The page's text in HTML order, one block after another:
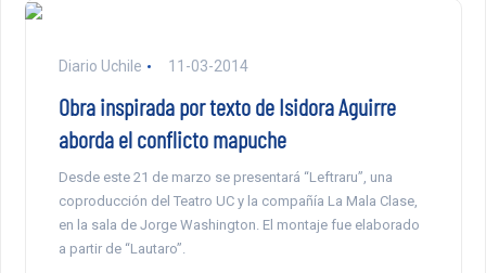
Diario Uchile 11-03-2014
Obra inspirada por texto de Isidora Aguirre
aborda el conflicto mapuche
Desde este 21 de marzo se presentará “Leftraru”, una
coproducción del Teatro UC y la compañía La Mala Clase,
en la sala de Jorge Washington. El montaje fue elaborado
a partir de “Lautaro”.